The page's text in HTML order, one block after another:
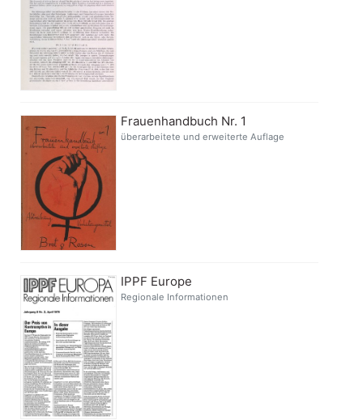
Frauenhandbuch Nr. 1
überarbeitete und erweiterte Auflage
IPPF Europe
Regionale Informationen